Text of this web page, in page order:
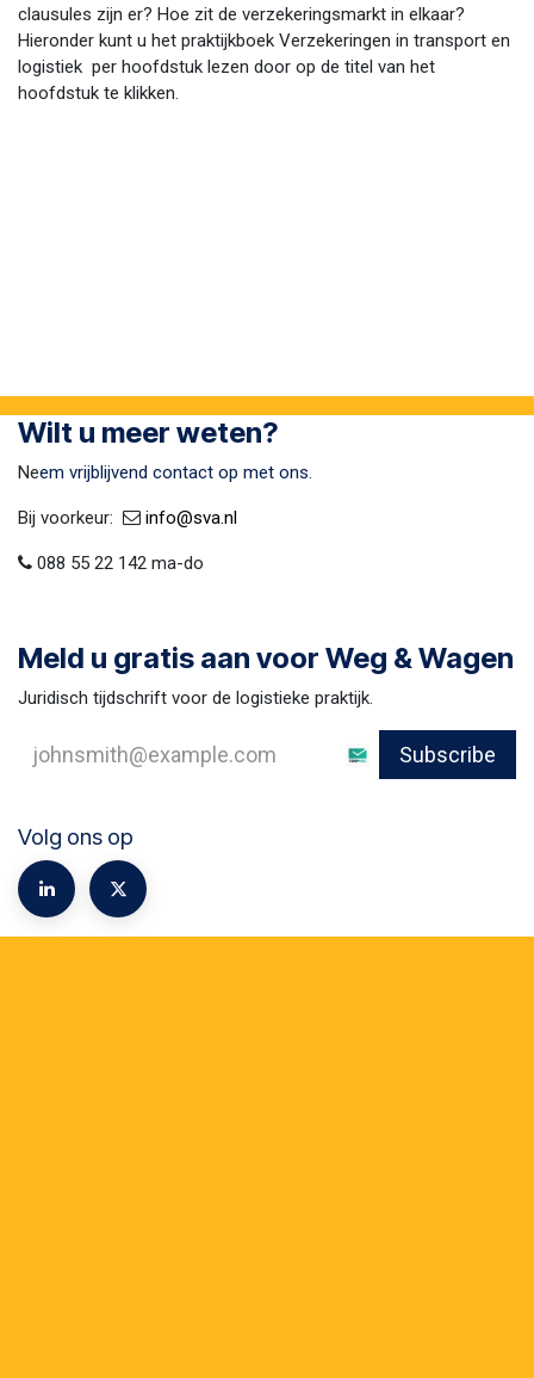
clausules zijn er? Hoe zit de verzekeringsmarkt in elkaar?
Hieronder kunt u het praktijkboek Verzekeringen in transport en
logistiek per hoofdstuk lezen door op de titel van het
hoofdstuk te klikken.
Wilt u meer weten?
Neem vrijblijvend contact op met ons.
Bij voorkeur:​ ​ info@sva​.nl
088 55 22 142 ma-do
Meld u gratis aan voor Weg & Wagen
Juridisch tijdschrift voor de logistieke praktijk.
Subscribe
Volg ons op